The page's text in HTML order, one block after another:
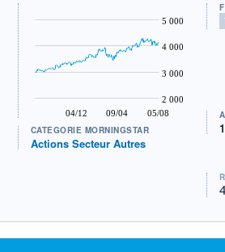
04/12 09/04 05/08
2 000
3 000
4 000
5 000
CATÉGORIE MORNINGSTAR
Actions Secteur Autres